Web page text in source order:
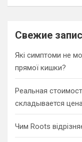
a
c
Свежие
Які симптоми не
прямої кишки?
Реальная
складывается цена
Чим Roots